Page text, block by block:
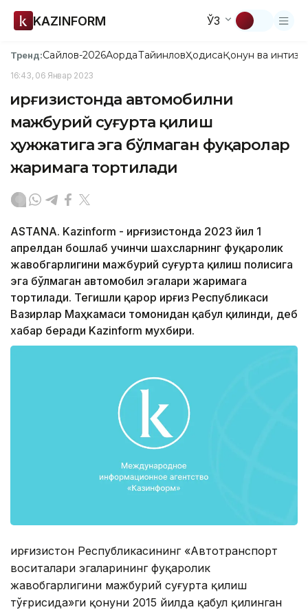
KAZINFORM ЎЗ
Тренд:Сайлов-2026АқордаТайинловҲодисаҚонун ва
16:43, 06 Январ 2023
Қирғизистонда автомобилни
мажбурий суғурта қилиш
ҳужжатига эга бўлмаган фуқаролар
жаримага тортилади
ASTANA. Kazinform - Қирғизистонда 2023 йил 1
апрелдан бошлаб учинчи шахсларнинг фуқаролик
жавобгарлигини мажбурий суғурта қилиш полисига
эга бўлмаган автомобил эгалари жаримага
тортилади. Тегишли қарор Қирғиз Республикаси
Вазирлар Маҳкамаси томонидан қабул қилинди, деб
хабар беради Kazinform мухбири.
Қирғизистон Республикасининг «Автотранспорт
воситалари эгаларининг фуқаролик
жавобгарлигини мажбурий суғурта қилиш
тўғрисида»ги қонуни 2015 йилда қабул қилинган